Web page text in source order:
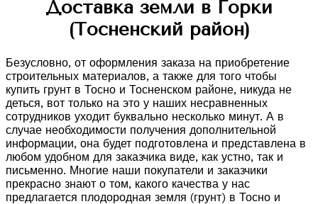
Доставка земли в Горки
(Тосненский район)
Безусловно, от оформления заказа на приобретение
строительных материалов, а также для того чтобы
купить грунт в Тосно и Тосненском районе, никуда не
деться, вот только на это у наших несравненных
сотрудников уходит буквально несколько минут. А в
случае необходимости получения дополнительной
информации, она будет подготовлена и представлена в
любом удобном для заказчика виде, как устно, так и
письменно. Многие наши покупатели и заказчики
прекрасно знают о том, какого качества у нас
предлагается плодородная земля (грунт) в Тосно и